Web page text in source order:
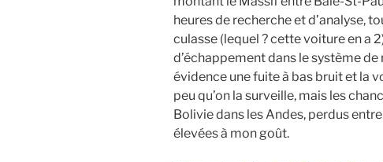
heures de recherche et d’analyse,
culasse (lequel ? cette voiture en a
d’échappement dans le système
évidence une fuite à bas bruit et la
peu qu’on la surveille, mais les
Bolivie dans les Andes, perdus
élevées à mon goût.